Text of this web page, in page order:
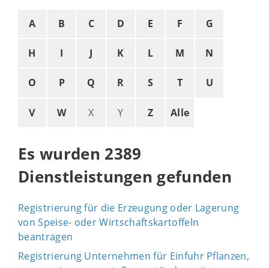
A B C D E F G
H I J K L M N
O P Q R S T U
V W X Y Z Alle
Es wurden 2389
Dienstleistungen gefunden
Registrierung für die Erzeugung oder Lagerung
von Speise- oder Wirtschaftskartoffeln
beantragen
Registrierung Unternehmen für Einfuhr Pflanzen,